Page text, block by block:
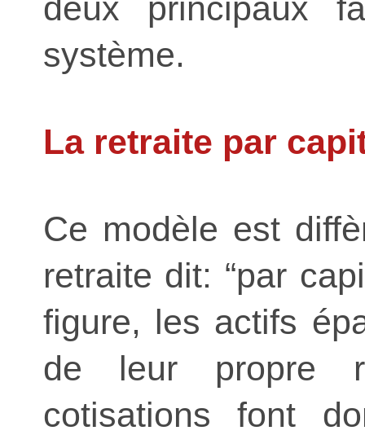
système.
La retraite par
Ce modèle est
retraite dit: “par
figure, les actifs
de leur propre
cotisations font